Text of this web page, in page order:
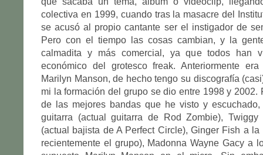
colectiva en 1999, cuando tras la masacre del
se acusó al propio cantante ser el instigador de
Pero con el tiempo las cosas cambian, y la
calmadita y más comercial, ya que todos han
económico del grotesco freak. Anteriormente
Marilyn Manson, de hecho tengo su discografía
mi la formación del grupo se dio entre 1998 y 2002.
de las mejores bandas que he visto y
guitarra (actual guitarra de Rod Zombie),
(actual bajista de A Perfect Circle), Ginger Fish a
recientemente el grupo), Madonna Wayne Gacy a